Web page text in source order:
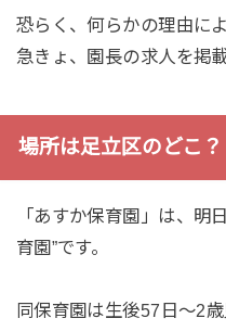
恐らく、何らかの理由に
急きょ、園長の求人を掲
場所は足立区のどこ？
「あすか保育園」は、明
育園”です。
同保育園は生後57日～2